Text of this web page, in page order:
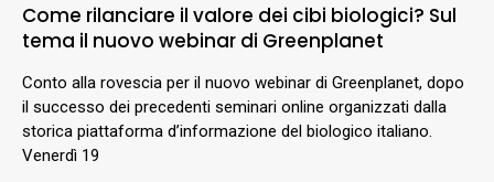
Come rilanciare il valore dei cibi biologici? Sul
tema il nuovo webinar di Greenplanet
Conto alla rovescia per il nuovo webinar di Greenplanet, dopo
il successo dei precedenti seminari online organizzati dalla
storica piattaforma d’informazione del biologico italiano.
Venerdì 19